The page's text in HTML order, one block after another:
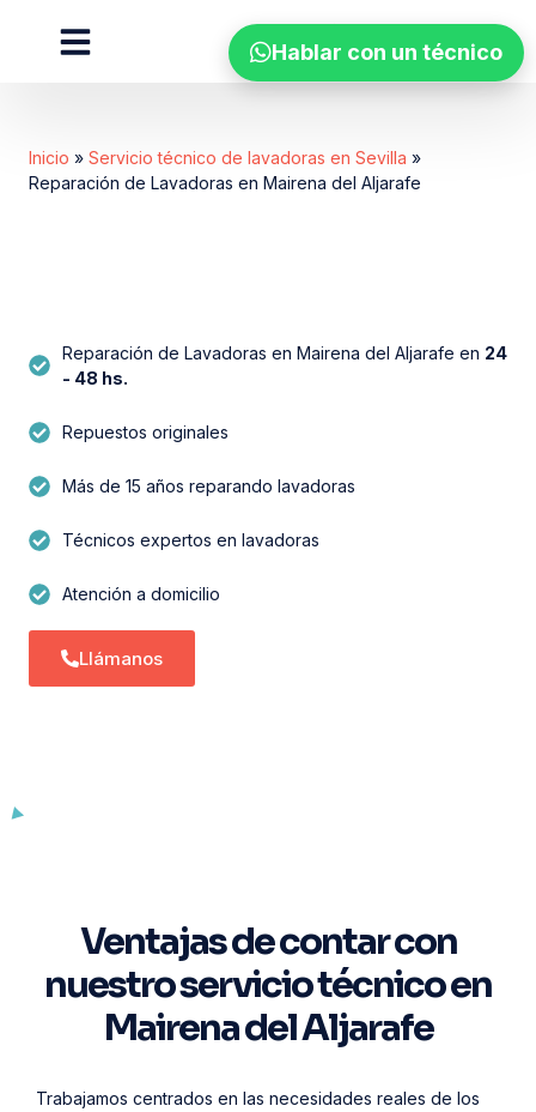
Inicio » Servicio técnico de lavadoras en Sevilla »
Reparación de Lavadoras en Mairena del Aljarafe
Reparación de Lavadoras en Mairena del Aljarafe en 24
- 48 hs.
Repuestos originales​
Más de 15 años reparando lavadoras
Técnicos expertos en lavadoras
Atención a domicilio
Llámanos
Ventajas de contar con
nuestro servicio técnico en
Mairena del Aljarafe
Trabajamos centrados en las necesidades reales de los
Hablar con un técnico